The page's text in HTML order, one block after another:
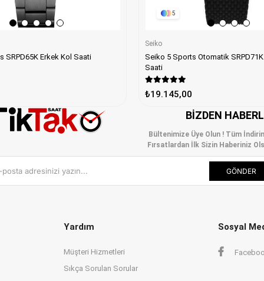
SRPD65K Erkek Kol Saati
5
Seiko
Seiko 5 Sports Otomatik SRPD71K2 Erkek
Saati
₺19.145,00
BIZDEN
Bültenimize Üye Olun ! Tüm
Fırsatlardan İlk Sizin Haberiniz
GÖNDER
Yardım
Müşteri Hizmetleri
Sıkça Sorulan Sorular
Sosyal